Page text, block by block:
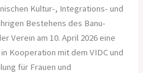
Kultur-, Integrations- und
Bestehens des Banu-
Verein am 10. April 2026 eine
Kooperation mit dem VIDC und
für Frauen und